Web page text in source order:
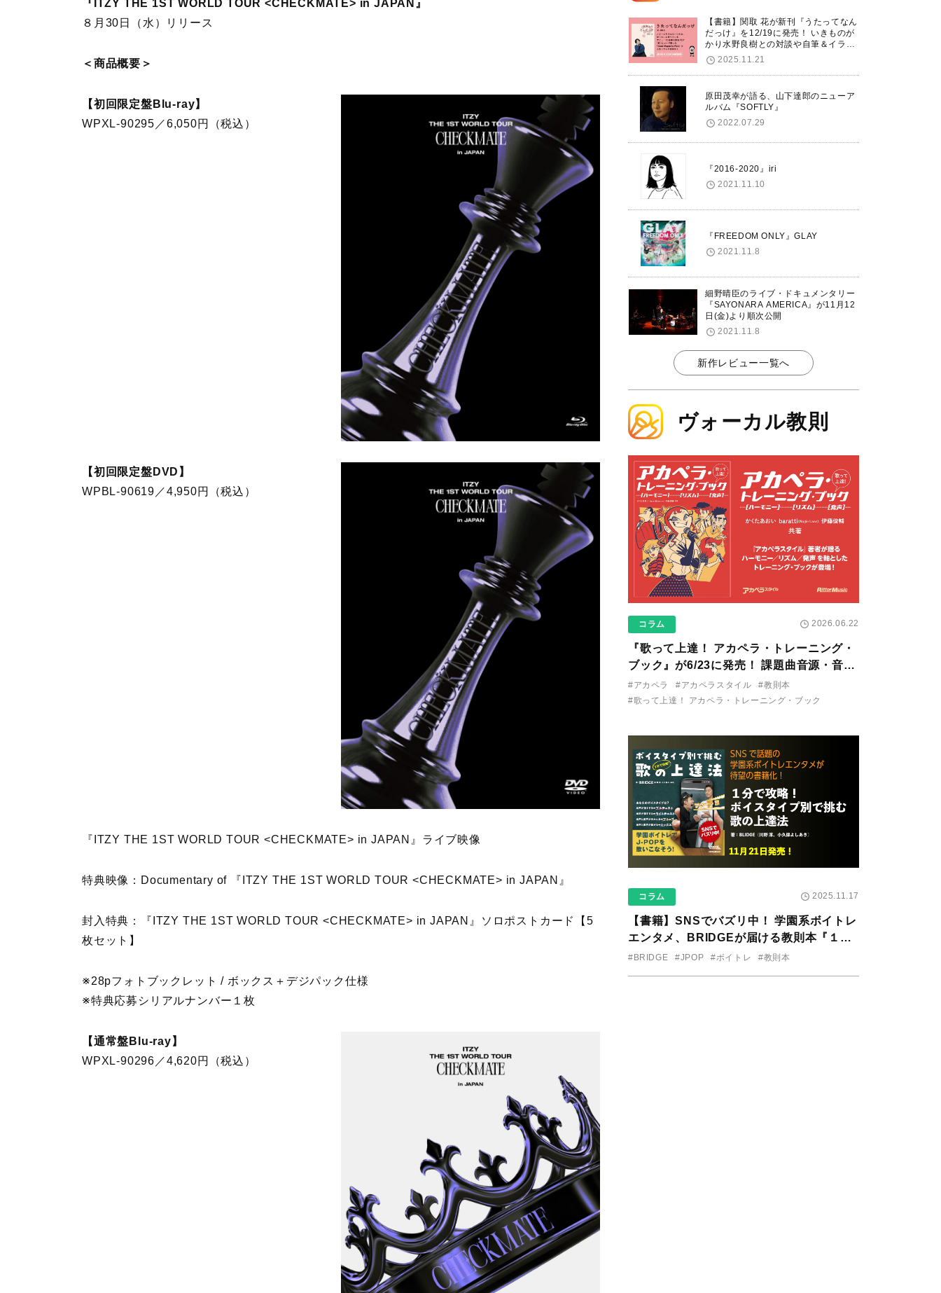
『ITZY THE 1ST WORLD TOUR <CHECKMATE> in JAPAN』
８月30日（水）リリース
＜商品概要＞
【初回限定盤Blu-ray】
WPXL-90295／6,050円（税込）
【初回限定盤DVD】
WPBL-90619／4,950円（税込）
『ITZY THE 1ST WORLD TOUR <CHECKMATE> in JAPAN』ライブ映像
特典映像：Documentary of 『ITZY THE 1ST WORLD TOUR <CHECKMATE> in JAPAN』
封入特典：『ITZY THE 1ST WORLD TOUR <CHECKMATE> in JAPAN』ソロポストカード【5
枚セット】
※28pフォトブックレット / ボックス＋デジパック仕様
※特典応募シリアルナンバー１枚
【通常盤Blu-ray】
WPXL-90296／4,620円（税込）
【書籍】関取 花が新刊『うたってなん
だっけ』を12/19に発売！ いきものが
かり水野良樹との対談や自筆＆イラス
トで綴る自分史も掲載。さらに自身の
誕生日12/18に渋谷で出版記念イベン
トを開催！
2025.11.21
原田茂幸が語る、山下達郎のニューア
ルバム『SOFTLY』
2022.07.29
『2016-2020』iri
2021.11.10
『FREEDOM ONLY』GLAY
2021.11.8
細野晴臣のライブ・ドキュメンタリー
『SAYONARA AMERICA』が11月12
日(金)より順次公開
2021.11.8
新作レビュー一覧へ
ヴォーカル教則
コラム 2026.06.22
『歌って上達！ アカペラ・トレーニング・
ブック』が6/23に発売！ 課題曲音源・音取
り用アプリを公開。
#アカペラ #アカペラスタイル
#教則本
#歌って上達！ アカペラ・トレーニング・ブック
コラム 2025.11.17
【書籍】SNSでバズリ中！ 学園系ボイトレ
エンタメ、BRIDGEが届ける教則本『１分
で攻略！ ボイスタイプ別で挑む歌の上達
#BRIDGE #JPOP #ボイトレ #教則本